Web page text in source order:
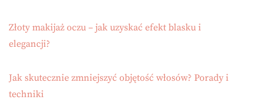
Złoty makijaż oczu – jak uzyskać efekt blasku i
elegancji?
Jak skutecznie zmniejszyć objętość włosów? Porady i
techniki